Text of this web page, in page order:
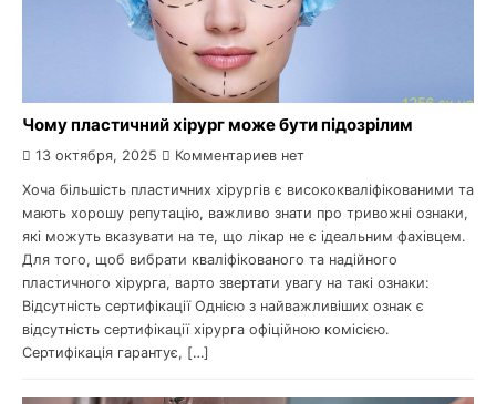
Чому пластичний хірург може бути підозрілим
13 октября, 2025 Комментариев нет
Хоча більшість пластичних хірургів є висококваліфікованими та
мають хорошу репутацію, важливо знати про тривожні ознаки,
які можуть вказувати на те, що лікар не є ідеальним фахівцем.
Для того, щоб вибрати кваліфікованого та надійного
пластичного хірурга, варто звертати увагу на такі ознаки:
Відсутність сертифікації Однією з найважливіших ознак є
відсутність сертифікації хірурга офіційною комісією.
Сертифікація гарантує, […]